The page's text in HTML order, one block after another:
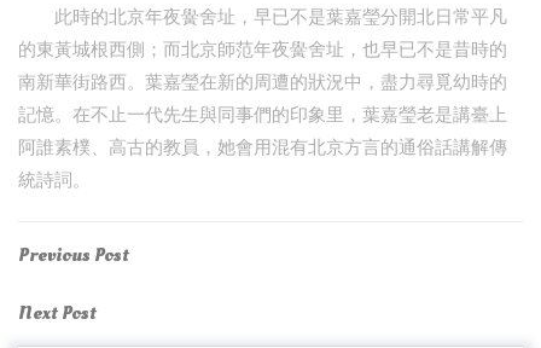
此時的北京年夜黌舍址，早已不是葉嘉瑩分開北日常平凡
的東黃城根西側；而北京師范年夜黌舍址，也早已不是昔時的
南新華街路西。葉嘉瑩在新的周遭的狀況中，盡力尋覓幼時的
記憶。在不止一代先生與同事們的印象里，葉嘉瑩老是講臺上
阿誰素樸、高古的教員，她會用混有北京方言的通俗話講解傳
統詩詞。
Post
navigation
Previous
Previous Post
Next
Post
Next Post